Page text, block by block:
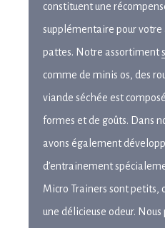
constituent une
supplémentaire pour
pattes. Notre assortiment
comme de minis os, des
viande séchée est
formes et de goûts. Dans
avons également
d’entrainement
Micro Trainers sont petits,
une délicieuse odeur.